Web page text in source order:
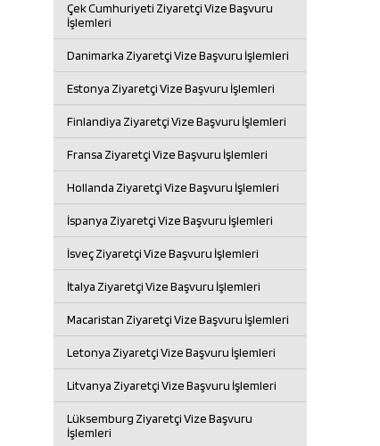
Çek Cumhuriyeti Ziyaretçi Vize Başvuru
İşlemleri
Danimarka Ziyaretçi Vize Başvuru İşlemleri
Estonya Ziyaretçi Vize Başvuru İşlemleri
Finlandiya Ziyaretçi Vize Başvuru İşlemleri
Fransa Ziyaretçi Vize Başvuru İşlemleri
Hollanda Ziyaretçi Vize Başvuru İşlemleri
İspanya Ziyaretçi Vize Başvuru İşlemleri
İsveç Ziyaretçi Vize Başvuru İşlemleri
İtalya Ziyaretçi Vize Başvuru İşlemleri
Macaristan Ziyaretçi Vize Başvuru İşlemleri
Letonya Ziyaretçi Vize Başvuru İşlemleri
Litvanya Ziyaretçi Vize Başvuru İşlemleri
Lüksemburg Ziyaretçi Vize Başvuru
İşlemleri